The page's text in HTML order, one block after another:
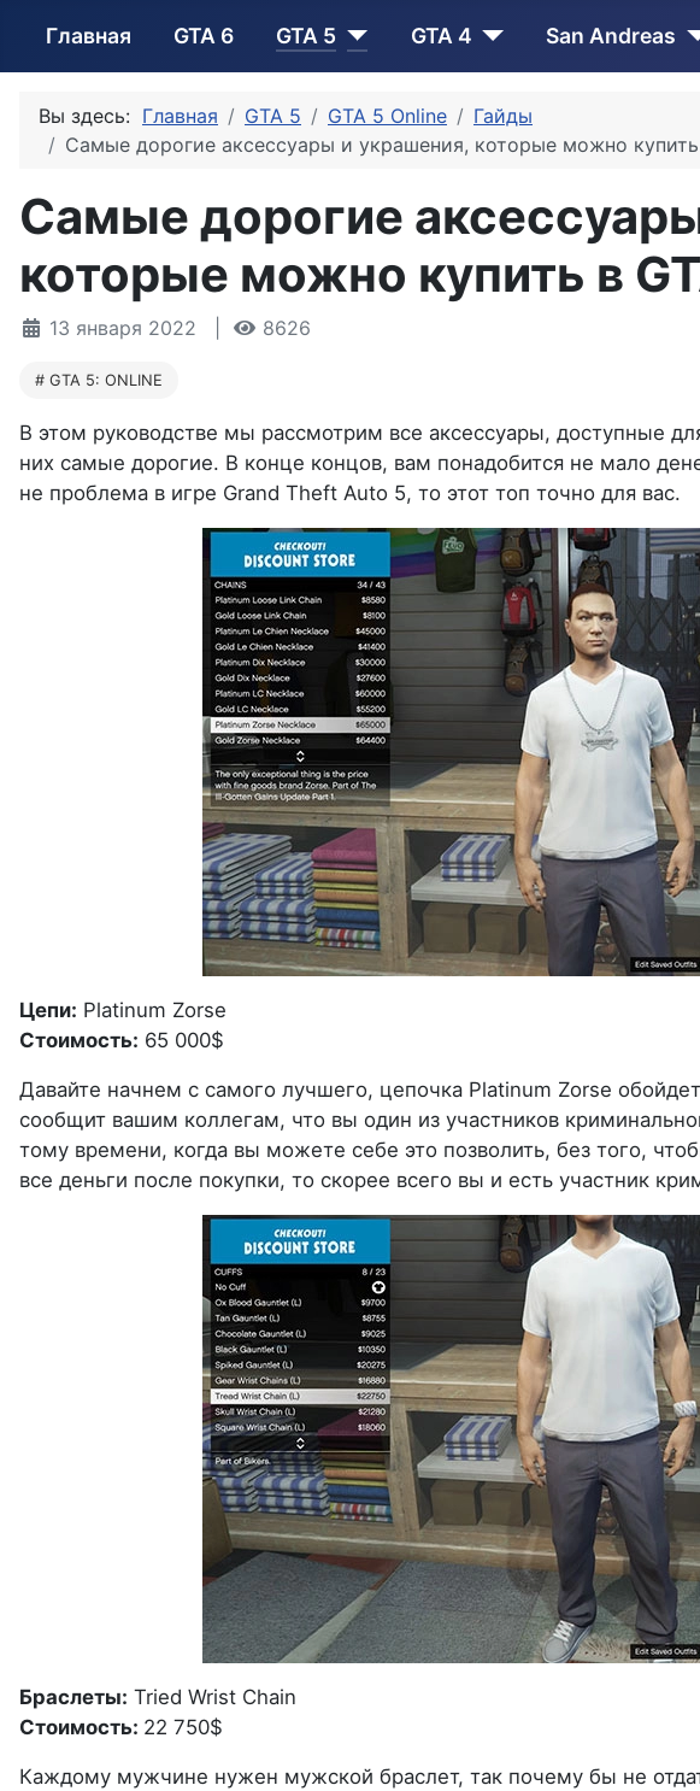
Главная GTA 6 GTA 5 GTA 4 San Andreas
Вы здесь: Главная GTA 5 GTA 5 Online
Гайды
Самые дорогие аксессуары и украшения, которые можно купить
Самые дорогие
которые можно купить в
13 января 2022 8626
GTA 5: ONLINE
В этом руководстве мы рассмотрим все аксессуары, доступные
них самые дорогие. В конце концов, вам понадобится не мало
не проблема в игре Grand Theft Auto 5, то этот топ точно для вас.
Цепи: Platinum Zorse
Стоимость: 65 000$
Давайте начнем с самого лучшего, цепочка Platinum Zorse
сообщит вашим коллегам, что вы один из участников
тому времени, когда вы можете себе это позволить, без того,
все деньги после покупки, то скорее всего вы и есть участник
Браслеты: Tried Wrist Chain
Стоимость: 22 750$
Каждому мужчине нужен мужской браслет, так почему бы не